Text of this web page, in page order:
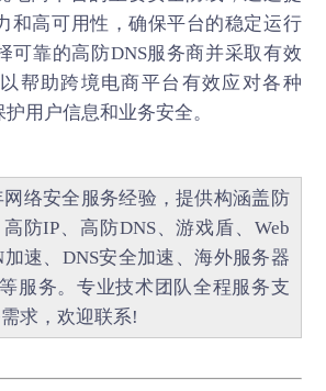
和高可用性，确保平台的稳定运行
可靠的高防DNS服务商并采取有效
帮助跨境电商平台有效应对各种
用户信息和业务安全。
网络安全服务经验，提供构涵盖 防
高防IP、 高防DNS、游戏盾、 Web
加速、 DNS安全加速 、海外服务器
等服务。专业技术团队全程服务支
求，欢迎联系!